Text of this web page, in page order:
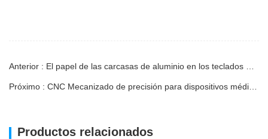
Productos relacionados